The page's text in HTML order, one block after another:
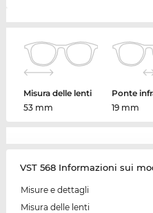
Misura delle lenti
53 mm
Ponte
19 mm
VST 568 Informazioni sui
Misure e dettagli
Misura delle lenti